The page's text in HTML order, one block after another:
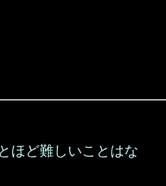
ほど難しいことはな